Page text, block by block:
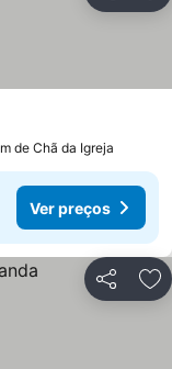
de Chã da Igreja
Ver preços
Partilhar